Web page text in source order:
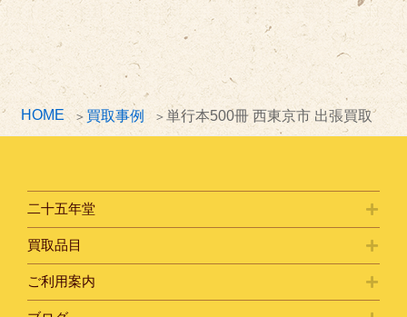
HOME 買取事例 単行本500冊 西東京市 出張買取
イ
二十五年堂
買取品目
ご利用案内